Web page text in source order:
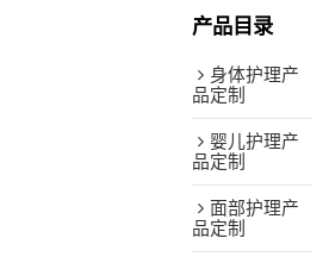
产品目录
身体护理产
品定制
婴儿护理产
品定制
面部护理产
品定制